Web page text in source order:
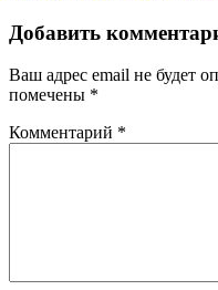
Добавить
Ваш адрес email не будет
помечены *
Комментарий *